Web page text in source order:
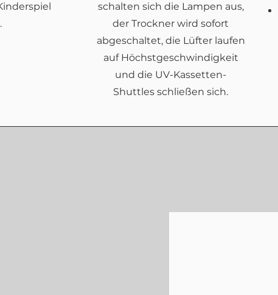
schalten sich die Lampen aus,
der Trockner wird sofort
abgeschaltet, die Lüfter laufen
auf Höchstgeschwindigkeit
und die UV-Kassetten-
Shuttles schließen sich.